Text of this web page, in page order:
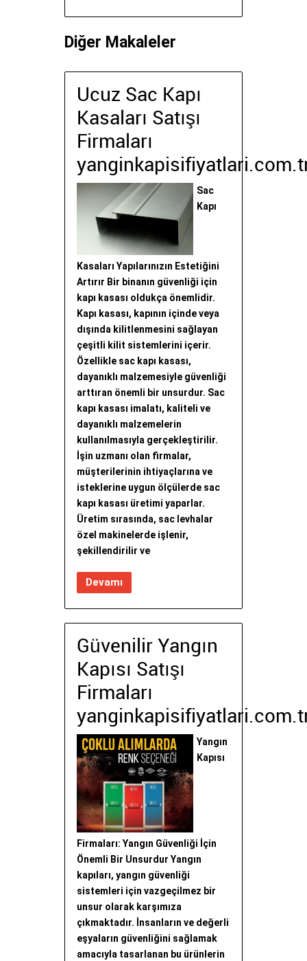
Diğer Makaleler
Ucuz Sac Kapı
Kasaları Satışı
Firmaları
Sac
Kapı
Kasaları Yapılarınızın Estetiğini
Artırır Bir binanın güvenliği için
kapı kasası oldukça önemlidir.
Kapı kasası, kapının içinde veya
dışında kilitlenmesini sağlayan
çeşitli kilit sistemlerini içerir.
Özellikle sac kapı kasası,
dayanıklı malzemesiyle güvenliği
arttıran önemli bir unsurdur. Sac
kapı kasası imalatı, kaliteli ve
dayanıklı malzemelerin
kullanılmasıyla gerçekleştirilir.
İşin uzmanı olan firmalar,
müşterilerinin ihtiyaçlarına ve
isteklerine uygun ölçülerde sac
kapı kasası üretimi yaparlar.
Üretim sırasında, sac levhalar
özel makinelerde işlenir,
şekillendirilir ve
Devamı
Güvenilir Yangın
Kapısı Satışı
Firmaları
Yangın
Kapısı
Firmaları: Yangın Güvenliği İçin
Önemli Bir Unsurdur Yangın
kapıları, yangın güvenliği
sistemleri için vazgeçilmez bir
unsur olarak karşımıza
çıkmaktadır. İnsanların ve değerli
eşyaların güvenliğini sağlamak
amacıyla tasarlanan bu ürünlerin